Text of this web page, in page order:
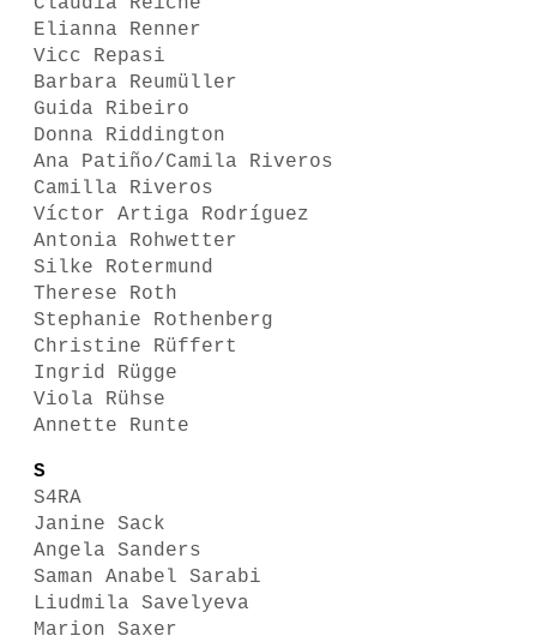
Elianna Renner
Vicc Repasi
Barbara Reumüller
Guida Ribeiro
Donna Riddington
Ana Patiño/Camila Riveros
Camilla Riveros
Víctor Artiga Rodríguez
Antonia Rohwetter
Silke Rotermund
Therese Roth
Stephanie Rothenberg
Christine Rüffert
Ingrid Rügge
Viola Rühse
Annette Runte
S
S4RA
Janine Sack
Angela Sanders
Saman Anabel Sarabi
Liudmila Savelyeva
Marion Saxer